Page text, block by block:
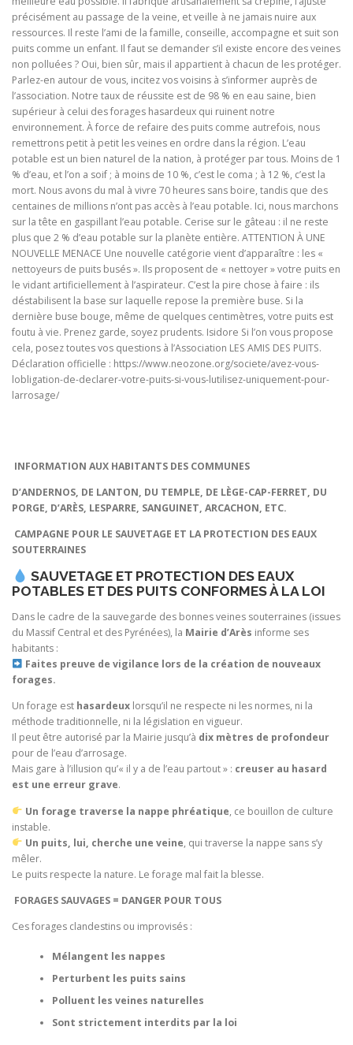
précisément au passage de la veine, et veille à ne jamais nuire aux
ressources. Il reste l’ami de la famille, conseille, accompagne et suit son
puits comme un enfant. Il faut se demander s’il existe encore des veines
non polluées ? Oui, bien sûr, mais il appartient à chacun de les protéger.
Parlez-en autour de vous, incitez vos voisins à s’informer auprès de
l’association. Notre taux de réussite est de 98 % en eau saine, bien
supérieur à celui des forages hasardeux qui ruinent notre
environnement. À force de refaire des puits comme autrefois, nous
remettrons petit à petit les veines en ordre dans la région. L’eau
potable est un bien naturel de la nation, à protéger par tous. Moins de 1
% d’eau, et l’on a soif ; à moins de 10 %, c’est le coma ; à 12 %, c’est la
mort. Nous avons du mal à vivre 70 heures sans boire, tandis que des
centaines de millions n’ont pas accès à l’eau potable. Ici, nous marchons
sur la tête en gaspillant l’eau potable. Cerise sur le gâteau : il ne reste
plus que 2 % d’eau potable sur la planète entière. ATTENTION À UNE
NOUVELLE MENACE Une nouvelle catégorie vient d’apparaître : les «
nettoyeurs de puits busés ». Ils proposent de « nettoyer » votre puits en
le vidant artificiellement à l’aspirateur. C’est la pire chose à faire : ils
déstabilisent la base sur laquelle repose la première buse. Si la
dernière buse bouge, même de quelques centimètres, votre puits est
foutu à vie. Prenez garde, soyez prudents. Isidore Si l’on vous propose
cela, posez toutes vos questions à l’Association LES AMIS DES PUITS.
Déclaration officielle : https://www.neozone.org/societe/avez-vous-
lobligation-de-declarer-votre-puits-si-vous-lutilisez-uniquement-pour-
larrosage/
INFORMATION AUX HABITANTS DES COMMUNES
D’ANDERNOS, DE LANTON, DU TEMPLE, DE LÈGE-CAP-FERRET, DU
PORGE, D’ARÈS, LESPARRE, SANGUINET, ARCACHON, ETC.
CAMPAGNE POUR LE SAUVETAGE ET LA PROTECTION DES EAUX
SOUTERRAINES
SAUVETAGE ET PROTECTION DES EAUX
POTABLES ET DES PUITS CONFORMES À LA LOI
Dans le cadre de la sauvegarde des bonnes veines souterraines (issues
du Massif Central et des Pyrénées), la Mairie d’Arès informe ses
habitants :
Faites preuve de vigilance lors de la création de nouveaux
forages.
Un forage est hasardeux lorsqu’il ne respecte ni les normes, ni la
méthode traditionnelle, ni la législation en vigueur.
Il peut être autorisé par la Mairie jusqu’à dix mètres de profondeur
pour de l’eau d’arrosage.
Mais gare à l’illusion qu’« il y a de l’eau partout » : creuser au hasard
est une erreur grave.
Un forage traverse la nappe phréatique, ce bouillon de culture
instable.
Un puits, lui, cherche une veine, qui traverse la nappe sans s’y
mêler.
Le puits respecte la nature. Le forage mal fait la blesse.
FORAGES SAUVAGES = DANGER POUR TOUS
Ces forages clandestins ou improvisés :
Mélangent les nappes
Perturbent les puits sains
Polluent les veines naturelles
Sont strictement interdits par la loi